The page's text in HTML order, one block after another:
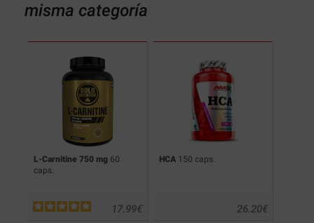
misma categoría
L-Carnitine 750 mg 60
caps.
€
17.99
HCA 150 caps.
€
26.20